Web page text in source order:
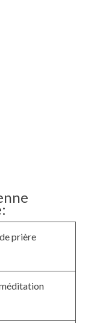
prière